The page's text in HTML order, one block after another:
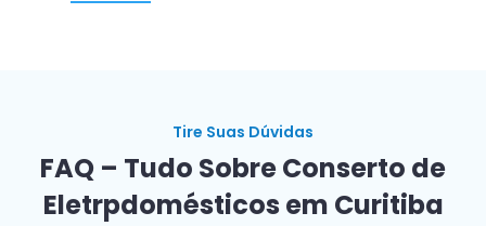
Tire Suas Dúvidas
FAQ – Tudo Sobre Conserto de
Eletrpdomésticos em Curitiba